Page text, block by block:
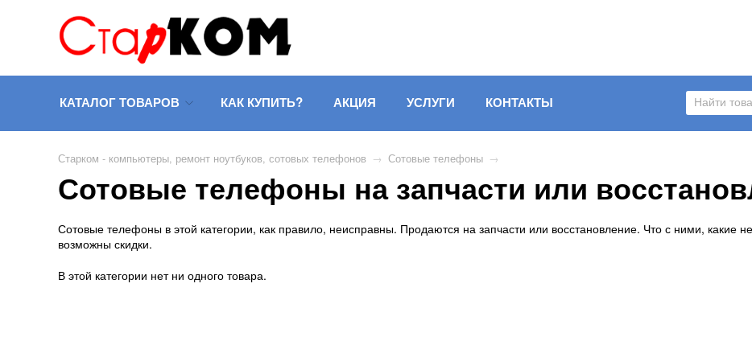
КАТАЛОГ ТОВАРОВ КАК КУПИТЬ? АКЦИЯ УСЛУГИ КОНТАКТЫ
Старком - компьютеры, ремонт ноутбуков, сотовых телефонов → Сотовые телефоны →
Сотовые телефоны на запчасти или
Сотовые телефоны в этой категории, как правило, неисправны. Продаются на запчасти или восстановление. Что с ними, какие
возможны скидки.
В этой категории нет ни одного товара.